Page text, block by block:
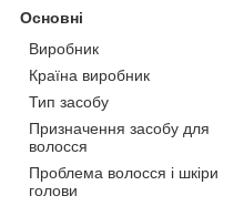
Основні
Виробник
Країна виробник
Тип засобу
Призначення засобу для
волосся
Проблема волосся і шкіри
голови